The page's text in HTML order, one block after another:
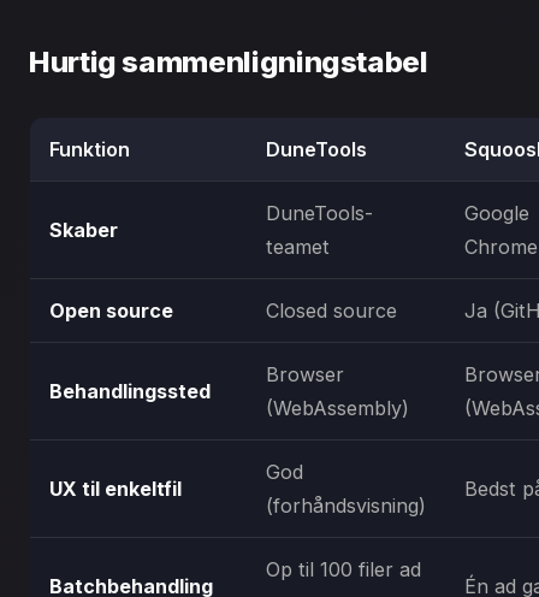
Hurtig sammenligningstabel
Funktion DuneTools
Skaber
DuneTools-
teamet
Google
Open source Closed source Ja
Behandlingssted
Browser
(WebAssembly)
UX til enkeltfil
God
(forhåndsvisning)
Bedst
Batchbehandling
Op til 100 filer ad
Én ad